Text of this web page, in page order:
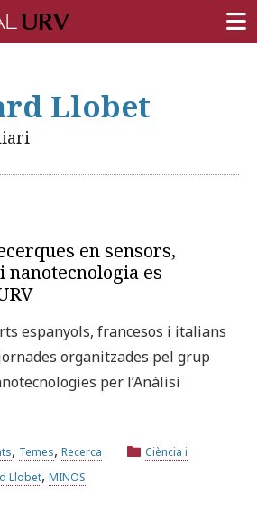
la cerca avançada
Llobet
en sensors,
es
espanyols, francesos i italians
organitzades pel grup
per l’Anàlisi
, Temes, Recerca
Ciència i
Llobet, MINOS